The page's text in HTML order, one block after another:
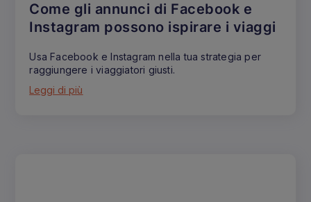
Come gli annunci di Facebook e
Instagram possono ispirare i viaggi
Usa Facebook e Instagram nella tua strategia per
raggiungere i viaggiatori giusti.
Leggi di più